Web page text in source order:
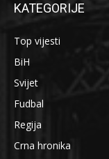
KATEGORIJE
Top vijesti
BiH
Svijet
Fudbal
Regija
Crna hronika